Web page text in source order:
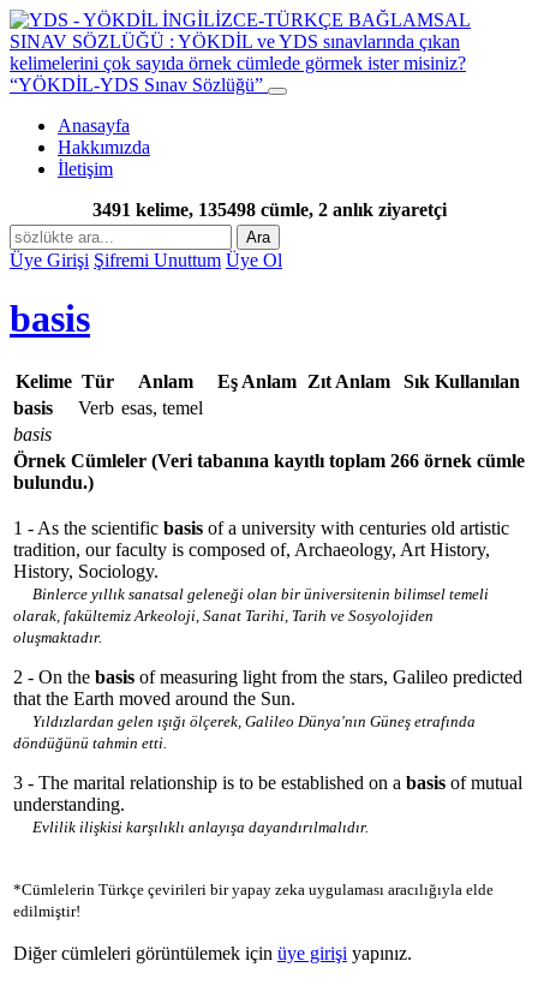
“YÖKDİL-YDS Sınav Sözlüğü”
Anasayfa
Hakkımızda
İletişim
3491 kelime, 135498 cümle, 2 anlık ziyaretçi
Ara
Üye Girişi Şifremi Unuttum Üye Ol
basis
Kelime Tür Anlam Eş Anlam Zıt Anlam
Sık Kullanılan
basis
Verb esas, temel
basis
Örnek Cümleler (Veri tabanına kayıtlı toplam 266 örnek cümle
bulundu.)
1 - As the scientific basis of a university with centuries old artistic
tradition, our faculty is composed of, Archaeology, Art History,
History, Sociology.
Binlerce yıllık sanatsal geleneği olan bir üniversitenin bilimsel temeli
olarak, fakültemiz Arkeoloji, Sanat Tarihi, Tarih ve Sosyolojiden
oluşmaktadır.
2 - On the basis of measuring light from the stars, Galileo predicted
that the Earth moved around the Sun.
Yıldızlardan gelen ışığı ölçerek, Galileo Dünya'nın Güneş etrafında
döndüğünü tahmin etti.
3 - The marital relationship is to be established on a basis of mutual
understanding.
Evlilik ilişkisi karşılıklı anlayışa dayandırılmalıdır.
*Cümlelerin Türkçe çevirileri bir yapay zeka uygulaması aracılığıyla elde
edilmiştir!
Diğer cümleleri görüntülemek için üye girişi yapınız.